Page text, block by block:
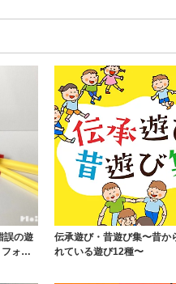
誤の遊
ォー
伝承遊び・昔遊び集〜昔か
れている遊び12種〜